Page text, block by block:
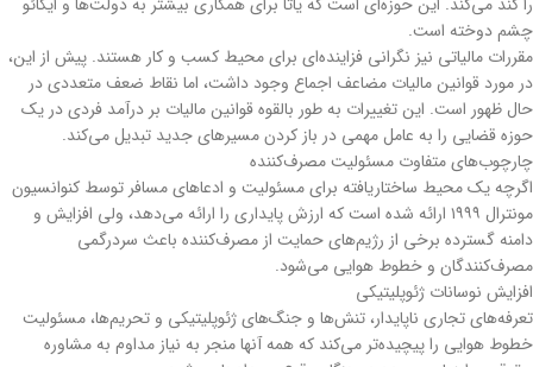
را کند می‌کند. این حوزه‌ای است که یاتا برای همکاری بیشتر به دولت‌ها و ایکائو
چشم دوخته است.
مقررات مالیاتی نیز نگرانی فزاینده‌ای برای محیط کسب و کار هستند. پیش از این،
در مورد قوانین مالیات مضاعف اجماع وجود داشت، اما نقاط ضعف متعددی در
حال ظهور است. این تغییرات به طور بالقوه قوانین مالیات بر درآمد فردی در یک
حوزه قضایی را به عامل مهمی در باز کردن مسیرهای جدید تبدیل می‌کند.
چارچوب‌های متفاوت مسئولیت مصرف‌کننده
اگرچه یک محیط ساختاریافته برای مسئولیت و ادعاهای مسافر توسط کنوانسیون
مونترال ۱۹۹۹ ارائه شده است که ارزش پایداری را ارائه می‌دهد، ولی افزایش و
دامنه گسترده برخی از رژیم‌های حمایت از مصرف‌کننده باعث سردرگمی
مصرف‌کنندگان و خطوط هوایی می‌شود.
افزایش نوسانات ژئوپلیتیکی
تعرفه‌های تجاری ناپایدار، تنش‌ها و جنگ‌های ژئوپلیتیکی و تحریم‌ها، مسئولیت
خطوط هوایی را پیچیده‌تر می‌کند که همه آنها منجر به نیاز مداوم به مشاوره